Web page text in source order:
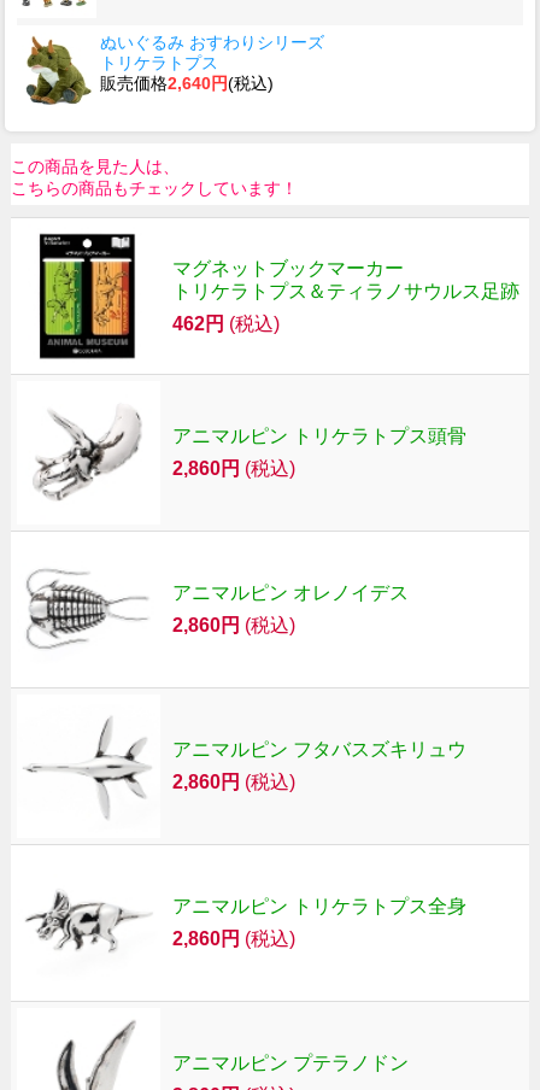
ぬいぐるみ おすわりシリーズ
トリケラトプス
販売価格2,640円(税込)
この商品を見た人は、
こちらの商品もチェックしています！
マグネットブックマーカー
トリケラトプス＆ティラノサウルス足跡
462円 (税込)
アニマルピン トリケラトプス頭骨
2,860円 (税込)
アニマルピン オレノイデス
2,860円 (税込)
アニマルピン フタバスズキリュウ
2,860円 (税込)
アニマルピン トリケラトプス全身
2,860円 (税込)
アニマルピン プテラノドン